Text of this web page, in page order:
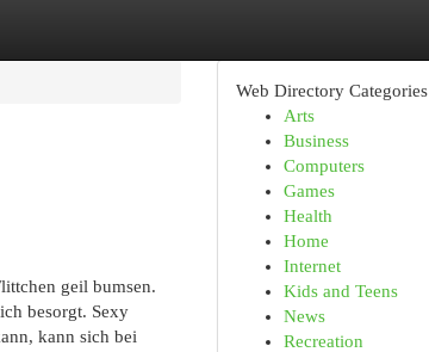
geil bumsen.
besorgt. Sexy
kann sich bei
Web Directory Categories
Arts
Business
Computers
Games
Health
Home
Internet
Kids and Teens
News
Recreation